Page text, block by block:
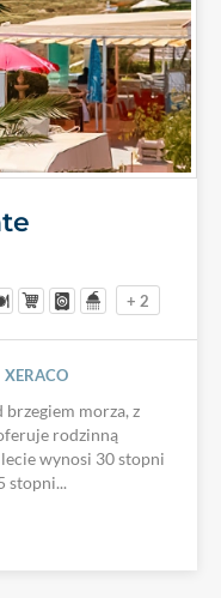
+ 2
XERACO
brzegiem morza, z
rodzinną
wynosi 30 stopni
stopni...